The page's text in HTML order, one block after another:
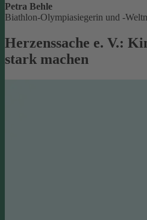
Petra Behle
Biathlon-Olympiasiegerin und -
Herzenssache e. V.:
stark machen